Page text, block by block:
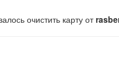
очистить карту от